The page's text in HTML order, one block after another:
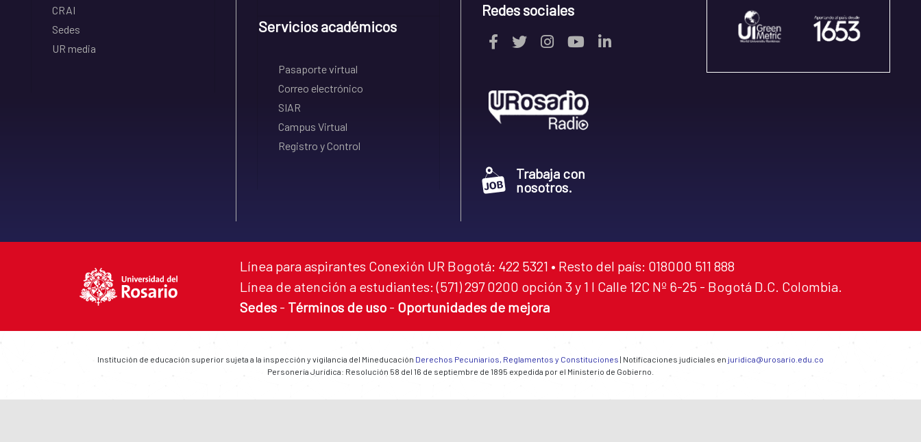
CRAI
Sedes
UR media
Servicios académicos
Pasaporte virtual
Correo electrónico
SIAR
Campus Virtual
Registro y Control
Redes sociales
Trabaja con
nosotros.
Línea para aspirantes Conexión UR Bogotá: 422 5321 • Resto del país: 018000 511 888
Línea de atención a estudiantes: (571) 297 0200 opción 3 y 1 I Calle 12C Nº 6-25 - Bogotá D.C. Colombia.
Sedes - Términos de uso - Oportunidades de mejora
Institución de educación superior sujeta a la inspección y vigilancia del Mineducación Derechos Pecuniarios, Reglamentos y Constituciones | Notificaciones judiciales en juridica@urosario.edu.co
Personería Jurídica: Resolución 58 del 16 de septiembre de 1895 expedida por el Ministerio de Gobierno.